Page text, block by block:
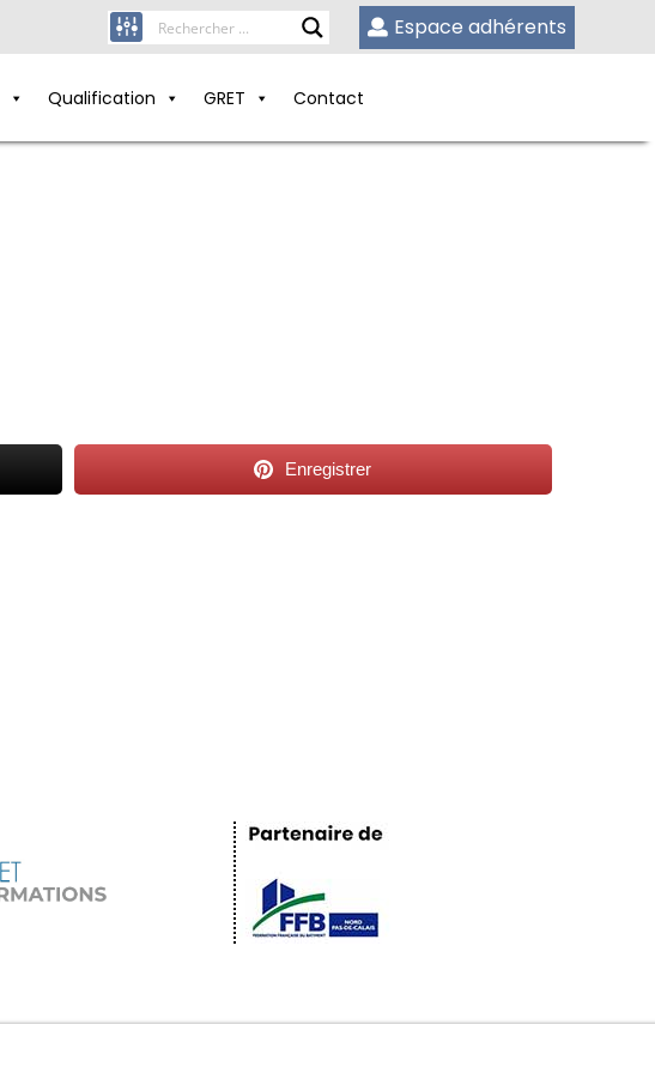
Espace adhérents
Qualification GRET Contact
Enregistrer